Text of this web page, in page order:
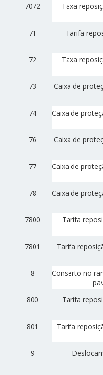
7072 Taxa
71
Tarifa
72
Taxa
73
Caixa de
74
Caixa de
76
Caixa de
77
Caixa de
78
Caixa de
7800
Tarifa
7801
Tarifa
8
Conserto no
800
Tarifa
801
Tarifa
9